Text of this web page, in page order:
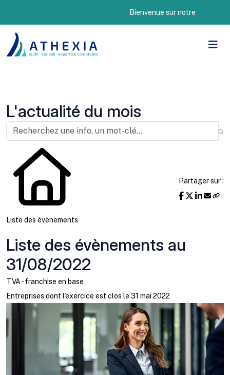
Bienvenue sur notre nouveau
L'actualité du mois
Liste des évènements
Partager sur :
Liste des évènements au
31/08/2022
TVA - franchise en base
Entreprises dont l'exercice est clos le 31 mai 2022